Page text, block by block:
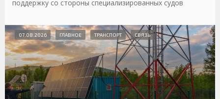
поддержку со стороны специализированных судов
07.08.2026 ГЛАВНОЕ ТРАНСПОРТ СВЯЗЬ